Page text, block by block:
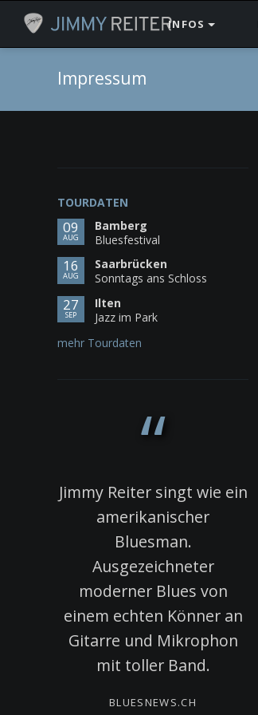
INFOS
Impressum
TOURDATEN
09
AUG
Bamberg
Bluesfestival
16
AUG
Saarbrücken
Sonntags ans Schloss
27
SEP
Ilten
Jazz im Park
mehr Tourdaten
Jimmy Reiter singt wie ein
amerikanischer
Bluesman.
Ausgezeichneter
moderner Blues von
einem echten Könner an
Gitarre und Mikrophon
mit toller Band.
BLUESNEWS.CH